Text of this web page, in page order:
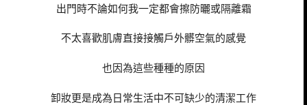
出門時不論如何我一定都會擦防曬或隔離霜
不太喜歡肌膚直接接觸戶外髒空氣的感覺
也因為這些種種的原因
卸妝更是成為日常生活中不可缺少的清潔工作